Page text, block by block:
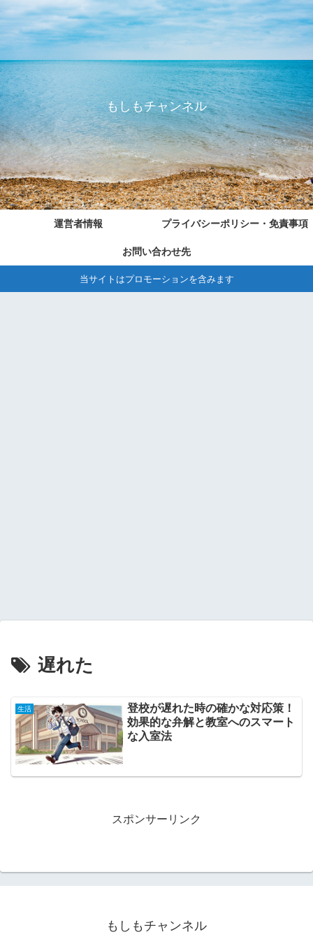
もしもチャンネル
運営者情報 プライバシーポリシー・免責事項
お問い合わせ先
当サイトはプロモーションを含みます
遅れた
生活
登校が遅れた時の確かな対応策！
効果的な弁解と教室へのスマート
な入室法
スポンサーリンク
もしもチャンネル